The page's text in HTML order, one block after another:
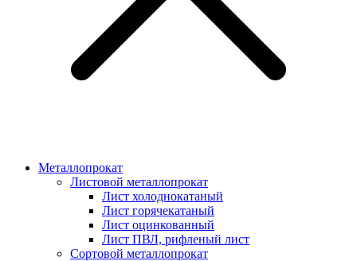
Металлопрокат
Листовой металлопрокат
Лист холоднокатаный
Лист горячекатаный
Лист оцинкованный
Лист ПВЛ, рифленый лист
Сортовой металлопрокат